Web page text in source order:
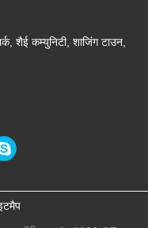
शैई कम्युनिटी, शाजिंग टाउन,